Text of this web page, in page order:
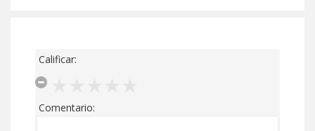
Calificar:
Comentario: